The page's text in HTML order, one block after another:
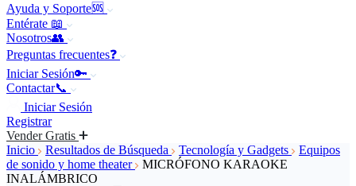
Ayuda y Soporte🆘
Entérate 📖
Nosotros👥
Preguntas frecuentes❓
Iniciar Sesión🔑
Contactar📞
Iniciar Sesión
Registrar
Vender Gratis
Inicio
Resultados de Búsqueda Tecnología y Gadgets
Equipos
de sonido y home theater
MICRÓFONO KARAOKE
INALÁMBRICO